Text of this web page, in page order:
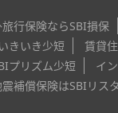
行保険ならSBI損保
きいき少短
賃貸
プリズム少短
イ
補償保険はSBIリス